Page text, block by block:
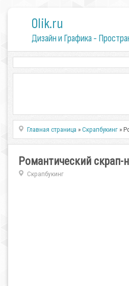
0lik.ru
Дизайн и Графика -
Главная страница »Скрапбукинг »
Романтический
Скрапбукинг